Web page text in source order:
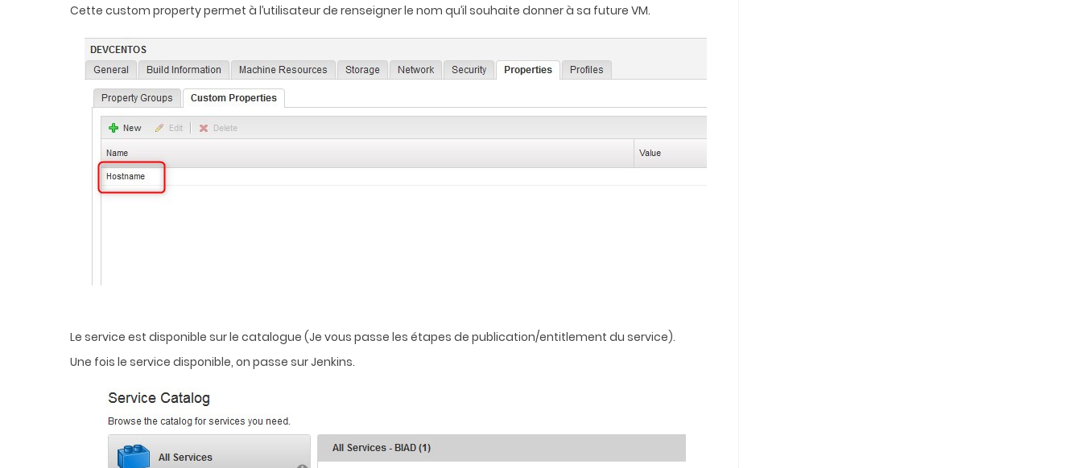
Cette custom property permet à l’utilisateur de renseigner le nom qu’il souhaite donner à sa future VM.
Le service est disponible sur le catalogue (Je vous passe les étapes de publication/entitlement du service).
Une fois le service disponible, on passe sur Jenkins.